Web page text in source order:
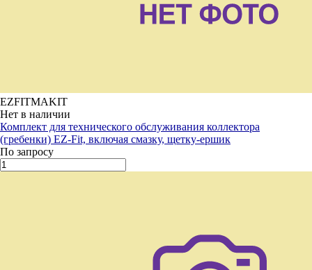
EZFITMAKIT
Нет в наличии
Комплект для технического обслуживания коллектора
(гребенки) EZ-Fit, включая смазку, щетку-ершик
По запросу